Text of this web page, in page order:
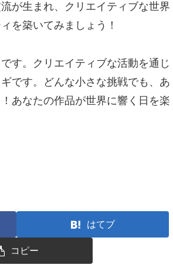
が生まれ、クリエイティブな世界
を築いてみましょう！
す。クリエイティブな活動を通じ
です。どんな小さな挑戦でも、あ
あなたの作品が世界に響く日を楽
はてブ
コピー